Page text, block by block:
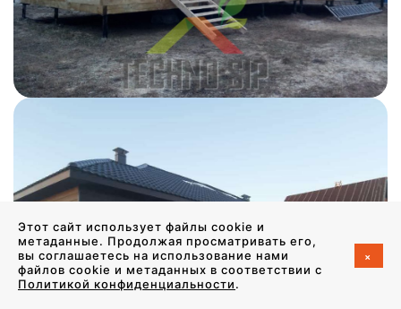
Этот сайт использует файлы cookie и
метаданные. Продолжая просматривать его,
вы соглашаетесь на использование нами
файлов cookie и метаданных в соответствии с
Политикой конфиденциальности.
+